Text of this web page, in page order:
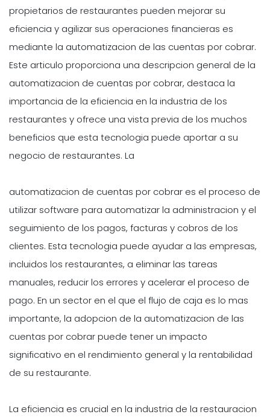
propietarios de restaurantes pueden mejorar su
eficiencia y agilizar sus operaciones financieras es
mediante la automatizacion de las cuentas por cobrar.
Este articulo proporciona una descripcion general de la
automatizacion de cuentas por cobrar, destaca la
importancia de la eficiencia en la industria de los
restaurantes y ofrece una vista previa de los muchos
beneficios que esta tecnologia puede aportar a su
negocio de restaurantes. La
automatizacion de cuentas por cobrar es el proceso de
utilizar software para automatizar la administracion y el
seguimiento de los pagos, facturas y cobros de los
clientes. Esta tecnologia puede ayudar a las empresas,
incluidos los restaurantes, a eliminar las tareas
manuales, reducir los errores y acelerar el proceso de
pago. En un sector en el que el flujo de caja es lo mas
importante, la adopcion de la automatizacion de las
cuentas por cobrar puede tener un impacto
significativo en el rendimiento general y la rentabilidad
de su restaurante.
La eficiencia es crucial en la industria de la restauracion